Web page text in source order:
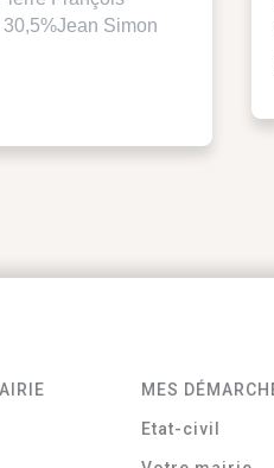
Simon
MES
Etat-civil